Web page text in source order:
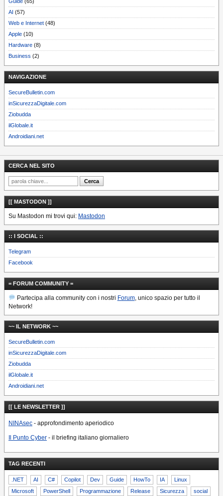
AI (57)
Web e Internet (48)
Apple (10)
Hardware (8)
Business (2)
NAVIGAZIONE
SecureBulletin.com
inSicurezzaDigitale.com
Ziobudda
ilGlobale.it
Androidiani.net
CERCA NEL SITO
[[ MASTODON ]]
Su Mastodon mi trovi qui: Mastodon
:: I SOCIAL ::
Telegram
Facebook
= FORUM COMMUNITY =
Partecipa alla community con i nostri Forum, unico spazio per tutto il
Network!
~~ IL NETWORK ~~
SecureBulletin.com
inSicurezzaDigitale.com
Ziobudda
ilGlobale.it
Androidiani.net
[[ LE NEWSLETTER ]]
NINAsec - approfondimento aperiodico
Il Punto Cyber - il briefing italiano giornaliero
TAG RECENTI
.NET AI C# Copilot Dev Guide HowTo IA
Linux
Microsoft
PowerShell Programmazione Release Sicurezza social